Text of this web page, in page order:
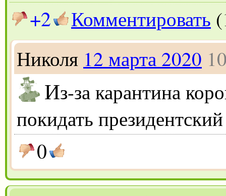
+2 Комментировать
Николя 12 марта 2020
Из-за карантина
покидать
0